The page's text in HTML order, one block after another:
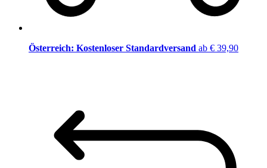
Österreich: Kostenloser Standardversand ab € 39,90